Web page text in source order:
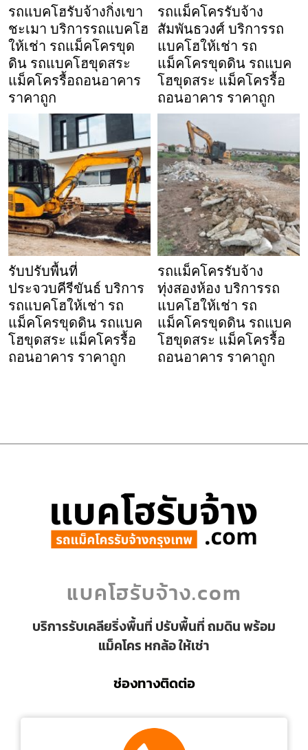
รถแบคโฮรับจ้างกิ่งเขา
ชะเมา บริการรถแบคโฮ
ให้เช่า รถแม็คโครขุด
ดิน รถแบคโฮขุดสระ
แม็คโครรื้อถอนอาคาร
ราคาถูก
รถแม็คโครรับจ้าง
สัมพันธวงศ์ บริการรถ
แบคโฮให้เช่า รถ
แม็คโครขุดดิน รถแบค
โฮขุดสระ แม็คโครรื้อ
ถอนอาคาร ราคาถูก
รับปรับพื้นที่
ประจวบคีรีขันธ์ บริการ
รถแบคโฮให้เช่า รถ
แม็คโครขุดดิน รถแบค
โฮขุดสระ แม็คโครรื้อ
ถอนอาคาร ราคาถูก
รถแม็คโครรับจ้าง
ทุ่งสองห้อง บริการรถ
แบคโฮให้เช่า รถ
แม็คโครขุดดิน รถแบค
โฮขุดสระ แม็คโครรื้อ
ถอนอาคาร ราคาถูก
แบคโฮรับจ้าง.com
บริการรับเคลียริ่งพื้นที่ ปรับพื้นที่ ถมดิน พร้อม
แม็คโคร หกล้อ ให้เช่า
ช่องทางติดต่อ